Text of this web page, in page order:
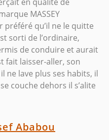
MASSEY
préféré qu’il ne le quitte
sorti de l’ordinaire,
de conduire et aurait
fait laisser-aller, son
ne lave plus ses habits, il
couche dehors il s’alite
Ababou